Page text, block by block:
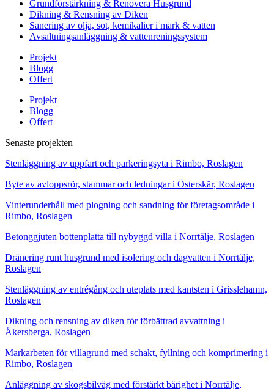
Grundförstärkning & Renovera Husgrund
Dikning & Rensning av Diken
Sanering av olja, sot, kemikalier i mark & vatten
Avsaltningsanläggning & vattenreningssystem
Projekt
Blogg
Offert
Projekt
Blogg
Offert
Senaste projekten
Stenläggning av uppfart och parkeringsyta i Rimbo, Roslagen
Byte av avloppsrör, stammar och ledningar i Österskär, Roslagen
Vinterunderhåll med plogning och sandning för företagsområde i
Rimbo, Roslagen
Betonggjuten bottenplatta till nybyggd villa i Norrtälje, Roslagen
Dränering runt husgrund med isolering och dagvatten i Norrtälje,
Roslagen
Stenläggning av entrégång och uteplats med kantsten i Grisslehamn,
Roslagen
Dikning och rensning av diken för förbättrad avvattning i
Åkersberga, Roslagen
Markarbeten för villagrund med schakt, fyllning och komprimering i
Rimbo, Roslagen
Anläggning av skogsbilväg med förstärkt bärighet i Norrtälje,